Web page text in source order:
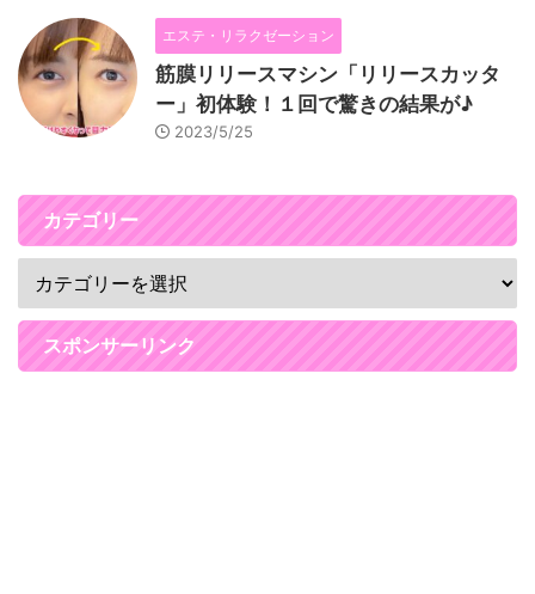
エステ・リラクゼーション
筋膜リリースマシン「リリースカッタ
ー」初体験！１回で驚きの結果が♪
2023/5/25
カテゴリー
スポンサーリンク